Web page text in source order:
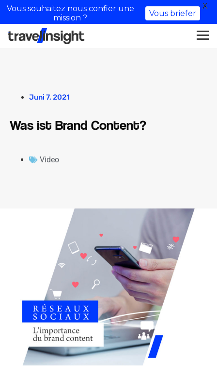
Juni 7, 2021
Was ist Brand Content?
Video
Vous souhaitez nous confier une
mission ?
Vous briefer
X